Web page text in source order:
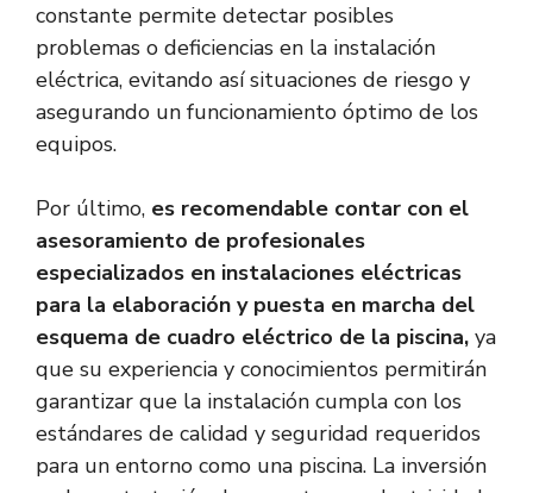
constante permite detectar posibles
problemas o deficiencias en la instalación
eléctrica, evitando así situaciones de riesgo y
asegurando un funcionamiento óptimo de los
equipos.
Por último, es recomendable contar con el
asesoramiento de profesionales
especializados en instalaciones eléctricas
para la elaboración y puesta en marcha del
esquema de cuadro eléctrico de la piscina, ya
que su experiencia y conocimientos permitirán
garantizar que la instalación cumpla con los
estándares de calidad y seguridad requeridos
para un entorno como una piscina. La inversión